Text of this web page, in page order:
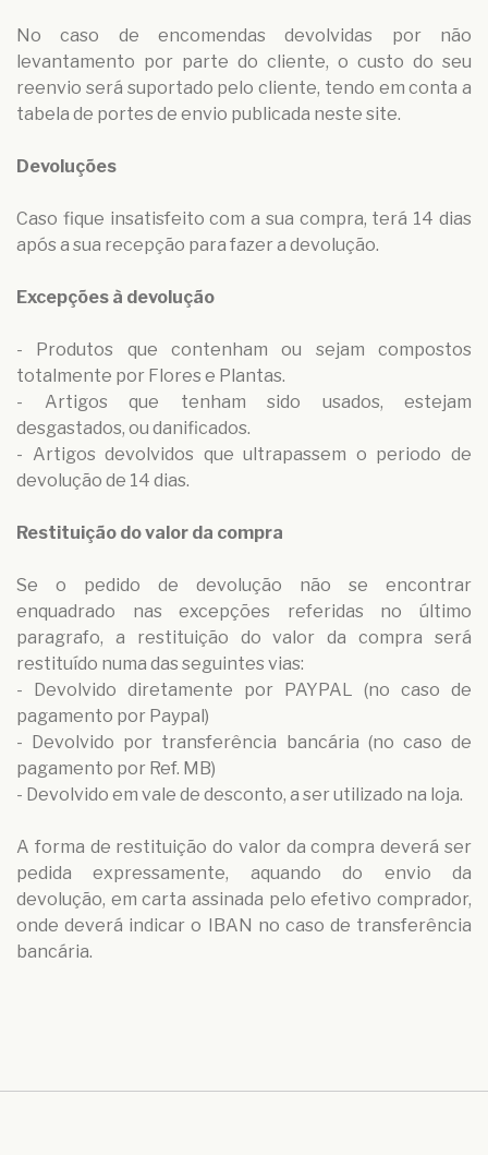
No caso de encomendas devolvidas por não
levantamento por parte do cliente, o custo do seu
reenvio será suportado pelo cliente, tendo em conta a
tabela de portes de envio publicada neste site.
Devoluções
Caso fique insatisfeito com a sua compra, terá 14 dias
após a sua recepção para fazer a devolução.
Excepções à devolução
- Produtos que contenham ou sejam compostos
totalmente por Flores e Plantas.
- Artigos que tenham sido usados, estejam
desgastados, ou danificados.
- Artigos devolvidos que ultrapassem o periodo de
devolução de 14 dias.
Restituição do valor da compra
Se o pedido de devolução não se encontrar
enquadrado nas excepções referidas no último
paragrafo, a restituição do valor da compra será
restituído numa das seguintes vias:
- Devolvido diretamente por PAYPAL (no caso de
pagamento por Paypal)
- Devolvido por transferência bancária (no caso de
pagamento por Ref. MB)
- Devolvido em vale de desconto, a ser utilizado na loja.
A forma de restituição do valor da compra deverá ser
pedida expressamente, aquando do envio da
devolução, em carta assinada pelo efetivo comprador,
onde deverá indicar o IBAN no caso de transferência
bancária.